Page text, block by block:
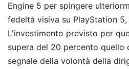
Engine 5 per spingere
fedeltà visiva su PlayStation 5,
L'investimento previsto per
supera del 20 percento quello
segnale della volontà della